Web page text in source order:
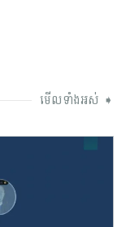
មើលទាំងអស់ ➧